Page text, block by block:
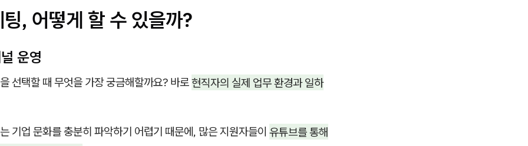
, 어떻게 할 수 있을까?
운영
선택할 때 무엇을 가장 궁금해할까요? 바로현직자의 실제 업무 환경과 일하
기업 문화를 충분히 파악하기 어렵기 때문에, 많은 지원자들이 유튜브를 통해